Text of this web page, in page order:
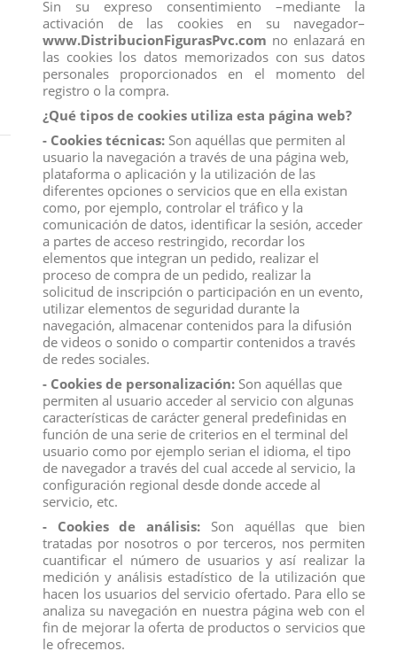
NEMO
Seleccionar
FIGURA HANK
View
FIGURA BAILEY
View
Sin su expreso consentimiento –mediante la
activación de las cookies en su navegador–
www.DistribucionFigurasPvc.com no enlazará en
las cookies los datos memorizados con sus datos
personales proporcionados en el momento del
registro o la compra.
¿Qué tipos de cookies utiliza esta página web?
- Cookies técnicas: Son aquéllas que permiten al
usuario la navegación a través de una página web,
plataforma o aplicación y la utilización de las
diferentes opciones o servicios que en ella existan
como, por ejemplo, controlar el tráfico y la
comunicación de datos, identificar la sesión, acceder
a partes de acceso restringido, recordar los
elementos que integran un pedido, realizar el
proceso de compra de un pedido, realizar la
solicitud de inscripción o participación en un evento,
utilizar elementos de seguridad durante la
navegación, almacenar contenidos para la difusión
de videos o sonido o compartir contenidos a través
de redes sociales.
- Cookies de personalización: Son aquéllas que
permiten al usuario acceder al servicio con algunas
características de carácter general predefinidas en
función de una serie de criterios en el terminal del
usuario como por ejemplo serian el idioma, el tipo
de navegador a través del cual accede al servicio, la
configuración regional desde donde accede al
servicio, etc.
- Cookies de análisis: Son aquéllas que bien
tratadas por nosotros o por terceros, nos permiten
cuantificar el número de usuarios y así realizar la
medición y análisis estadístico de la utilización que
hacen los usuarios del servicio ofertado. Para ello se
analiza su navegación en nuestra página web con el
fin de mejorar la oferta de productos o servicios que
le ofrecemos.